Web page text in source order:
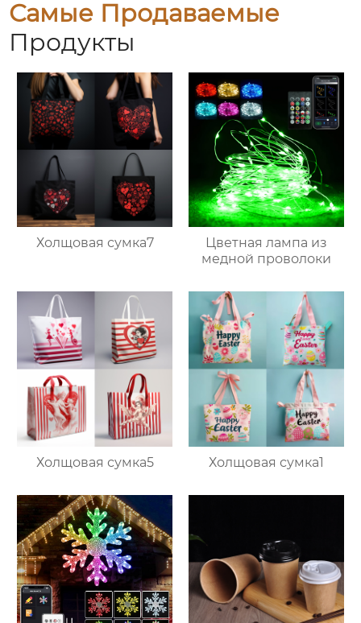
Самые Продаваемые
Продукты
Холщовая сумка7
Цветная лампа из
медной проволоки
Холщовая сумка5 Холщовая сумка1